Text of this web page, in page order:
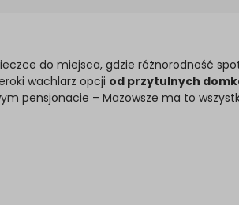
do miejsca, gdzie różnorodność
wachlarz opcji od przytulnych
pensjonacie – Mazowsze ma to